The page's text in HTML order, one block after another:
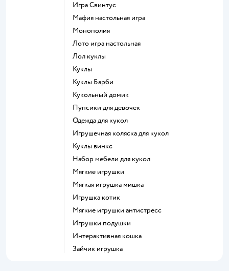
Игра Свинтус
Мафия настольная игра
Монополия
Лото игра настольная
Лол куклы
Куклы
Куклы Барби
Кукольный домик
Пупсики для девочек
Одежда для кукол
Игрушечная коляска для кукол
Куклы винкс
Набор мебели для кукол
Мягкие игрушки
Мягкая игрушка мишка
Игрушка котик
Мягкие игрушки антистресс
Игрушки подушки
Интерактивная кошка
Зайчик игрушка